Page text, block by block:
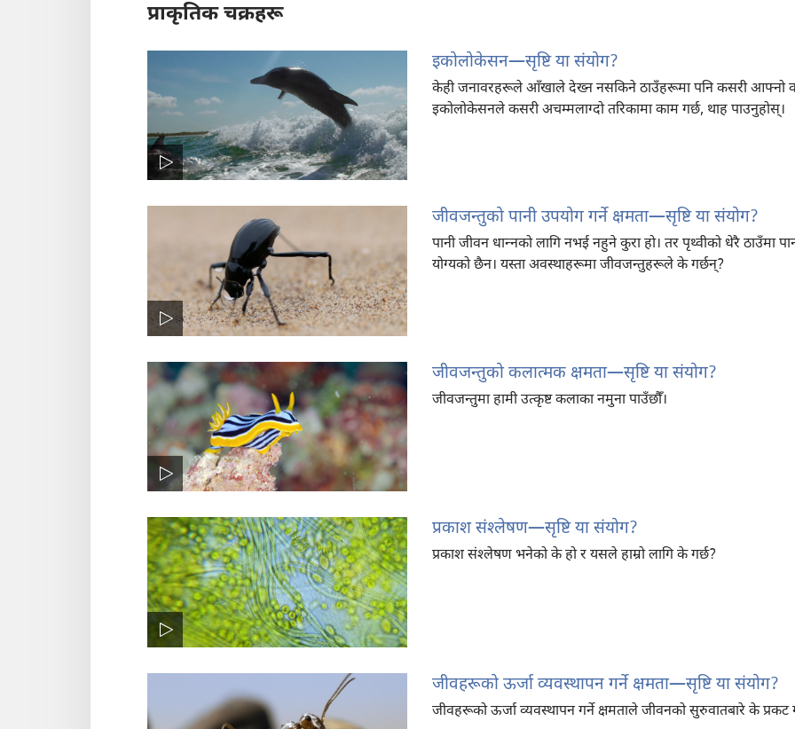
प्राकृतिक चक्रहरू
इकोलोकेसन​—सृष्टि या संयोग?
केही जनावरहरूले आँखाले देख्न नसकिने ठाउँहरूमा पनि कसरी आफ्नो
इकोलोकेसनले कसरी अचम्मलाग्दो तरिकामा काम गर्छ, थाह पाउनुहोस्‌।
जीवजन्तुको पानी उपयोग गर्ने क्षमता​—सृष्टि या संयोग?
पानी जीवन धान्‍नको लागि नभई नहुने कुरा हो। तर पृथ्वीको धेरै ठाउँमा
योग्यको छैन। यस्ता अवस्थाहरूमा जीवजन्तुहरूले के गर्छन्‌?
जीवजन्तुको कलात्मक क्षमता​—सृष्टि या संयोग?
जीवजन्तुमा हामी उत्कृष्ट कलाका नमुना पाउँछौँ।
प्रकाश संश्‍लेषण​—सृष्टि या संयोग?
प्रकाश संश्‍लेषण भनेको के हो र यसले हाम्रो लागि के गर्छ?
जीवहरूको ऊर्जा व्यवस्थापन गर्ने क्षमता—सृष्टि या संयोग?
जीवहरूको ऊर्जा व्यवस्थापन गर्ने क्षमताले जीवनको सुरुवातबारे के प्रकट